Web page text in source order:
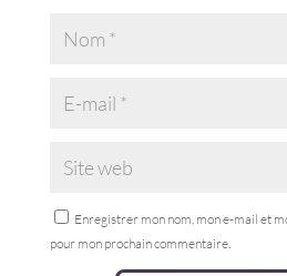
Enregistrer mon nom, mon e-mail et
pour mon prochain commentaire.